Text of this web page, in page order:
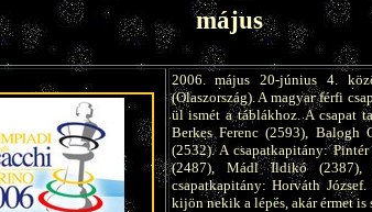
május
2006. május 20-június 4.
(Olaszország). A magyar férfi
ül ismét a táblákhoz. A csapat
Berkes Ferenc (2593), Balogh
(2532). A csapatkapitány:
(2487), Mádl Ildikó (2387),
csapatkapitány: Horváth
kijön nekik a lépés, akár érmet is